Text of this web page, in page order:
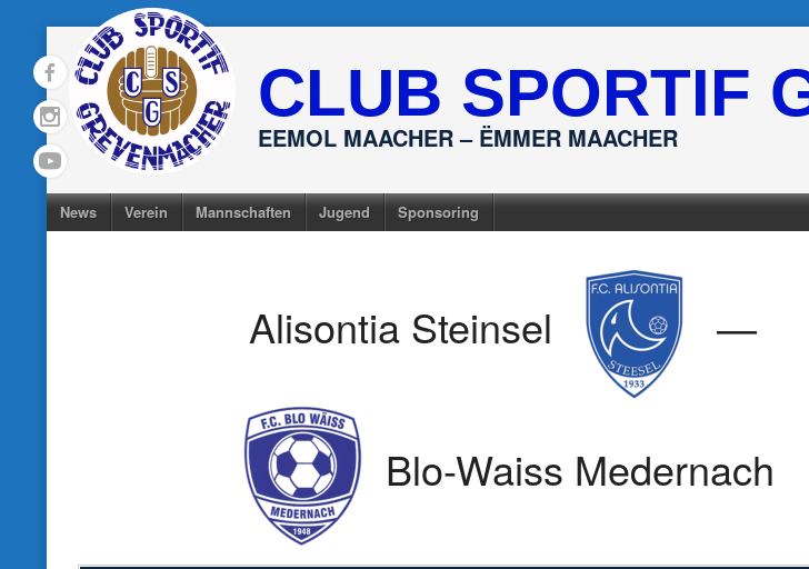
to
content
CLUB SPORTIF
EEMOL MAACHER – ËMMER MAACHER
News Verein Mannschaften Jugend Sponsoring
Alisontia Steinsel —
Blo-Waiss Medernach